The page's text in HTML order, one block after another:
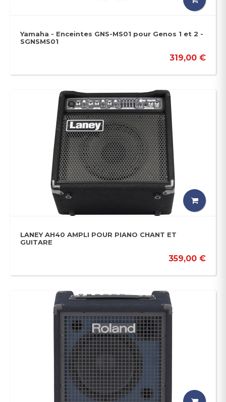
Yamaha - Enceintes GNS-MS01 pour Genos 1 et 2 -
SGNSMS01
319,00 €
LANEY AH40 AMPLI POUR PIANO CHANT ET
GUITARE
359,00 €